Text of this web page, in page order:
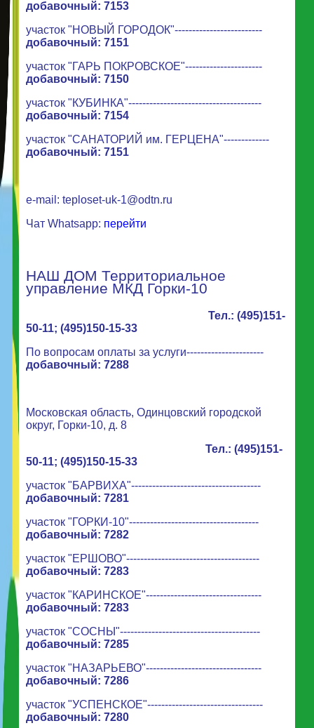
добавочный: 7153
участок "НОВЫЙ ГОРОДОК"-------------------------
добавочный: 7151
участок "ГАРЬ ПОКРОВСКОЕ"----------------------
добавочный: 7150
участок "КУБИНКА"--------------------------------------
добавочный: 7154
участок "САНАТОРИЙ им. ГЕРЦЕНА"-------------
добавочный: 7151
e-mail: teploset-uk-1@odtn.ru
Чат Whatsapp: перейти
НАШ ДОМ Территориальное
управление МКД Горки-10
Тел.: (495)151-
50-11; (495)150-15-33
По вопросам оплаты за услуги----------------------
добавочный: 7288
Московская область, Одинцовский городской
округ, Горки-10, д. 8
Тел.: (495)151-
50-11; (495)150-15-33
участок "БАРВИХА"-------------------------------------
добавочный: 7281
участок "ГОРКИ-10"-------------------------------------
добавочный: 7282
участок "ЕРШОВО"--------------------------------------
добавочный: 7283
участок "КАРИНСКОЕ"---------------------------------
добавочный: 7283
участок "СОСНЫ"----------------------------------------
добавочный: 7285
участок "НАЗАРЬЕВО"---------------------------------
добавочный: 7286
участок "УСПЕНСКОЕ"---------------------------------
добавочный: 7280